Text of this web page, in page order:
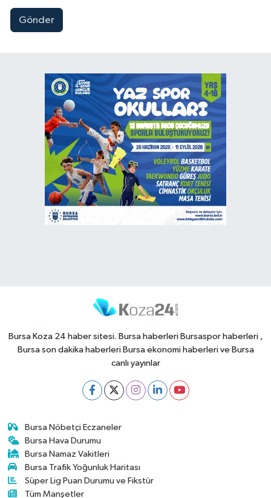
Gönder
Bursa Koza 24 haber sitesi. Bursa haberleri Bursaspor haberleri ,
Bursa son dakika haberleri Bursa ekonomi haberleri ve Bursa
canlı yayınlar
Bursa Nöbetçi Eczaneler
Bursa Hava Durumu
Bursa Namaz Vakitleri
Bursa Trafik Yoğunluk Haritası
Süper Lig Puan Durumu ve Fikstür
Tüm Manşetler